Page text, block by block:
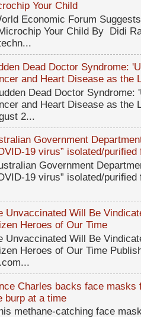
Your Child
Economic Forum
Your Child By Didi
Dead Doctor Syndrome:
and Heart Disease as the
Dead Doctor
and Heart Disease as the
2...
Government
19 virus” isolated/
Government
19 virus” isolated/
Unvaccinated Will Be
Heroes of Our Time
Unvaccinated Will Be
Heroes of Our Time
Charles backs face
burp at a time
methane-catching face